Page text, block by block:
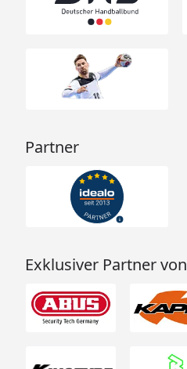
Partner
Exklusiver Partner von